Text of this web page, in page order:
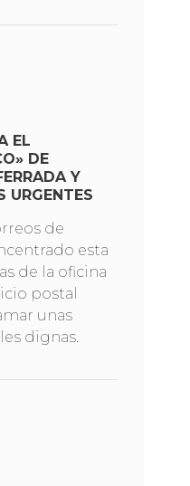
EL
DE
Y
URGENTES
de
esta
de la oficina
postal
unas
dignas.